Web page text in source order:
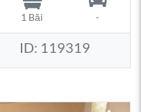
1 Băi -
ID: 119319